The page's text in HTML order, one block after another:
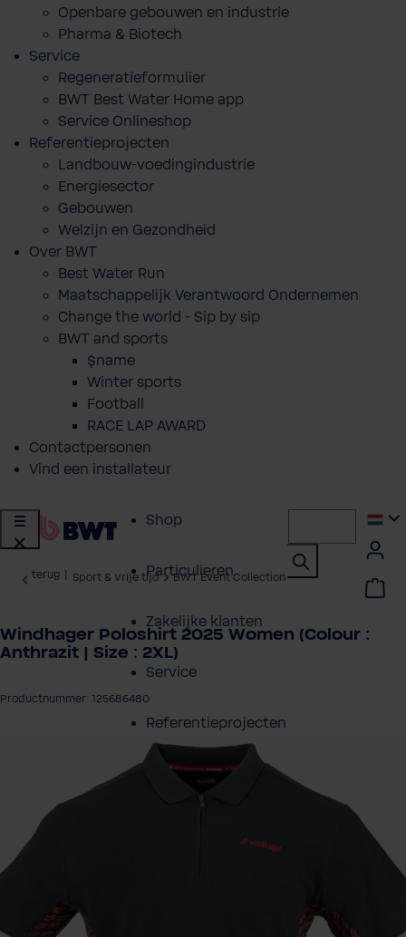
Openbare gebouwen en industrie
Pharma & Biotech
Service
Regeneratieformulier
BWT Best Water Home app
Service Onlineshop
Referentieprojecten
Landbouw-voedingindustrie
Energiesector
Gebouwen
Welzijn en Gezondheid
Over BWT
Best Water Run
Maatschappelijk Verantwoord Ondernemen
Change the world - Sip by sip
BWT and sports
$name
Winter sports
Football
RACE LAP AWARD
Contactpersonen
Vind een installateur
Shop
Particulieren
Zakelijke klanten
Service
Referentieprojecten
Over BWT
terug Sport & Vrije tijd BWT Event Collection
Windhager Poloshirt 2025 Women (Colour :
Anthrazit | Size : 2XL)
Productnummer: 125686480
overslaan